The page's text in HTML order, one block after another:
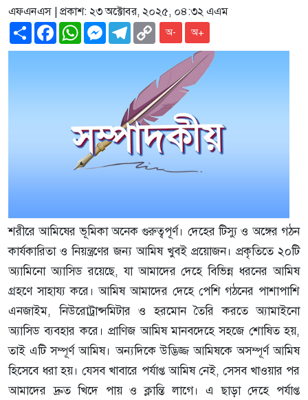
এফএনএস | প্রকাশ: ২৩ অক্টোবর, ২০২৫, ০৪:৩২ এএম
ShareFacebookWhatsAppMessenger
Telegram
Copy
Link
অ- অ+
শরীরে আমিষের ভূমিকা অনেক গুরুত্বপূর্ণ। দেহের টিস্যু ও অঙ্গের গঠন
কার্যকারিতা ও নিয়ন্ত্রণের জন্য আমিষ খুবই প্রয়োজন। প্রকৃতিতে ২০টি
অ্যামিনো অ্যাসিড রয়েছে, যা আমাদের দেহে বিভিন্ন ধরনের আমিষ
গ্রহণে সাহায্য করে। আমিষ আমাদের দেহে পেশি গঠনের পাশাপাশি
এনজাইম, নিউরোট্রান্সমিটার ও হরমোন তৈরি করতে অ্যামাইনো
অ্যাসিড ব্যবহার করে। প্রাণিজ আমিষ মানবদেহে সহজে শোষিত হয়,
তাই এটি সম্পূর্ণ আমিষ। অন্যদিকে উদ্ভিজ্জ আমিষকে অসম্পূর্ণ আমিষ
হিসেবে ধরা হয়। যেসব খাবারে পর্যাপ্ত আমিষ নেই, সেসব খাওয়ার পর
আমাদের দ্রুত খিদে পায় ও ক্লান্তি লাগে। এ ছাড়া দেহে পর্যাপ্ত